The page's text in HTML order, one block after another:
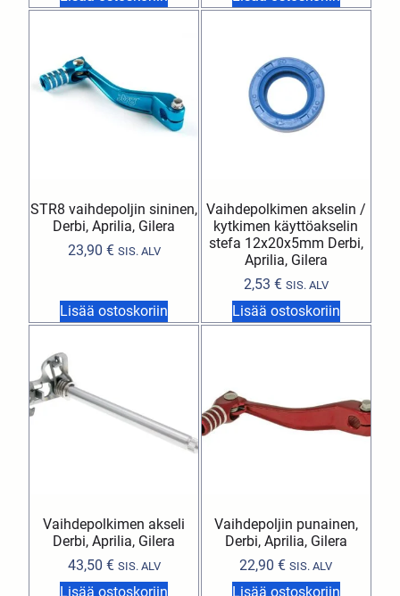
STR8 vaihdepoljin sininen,
Derbi, Aprilia, Gilera
23,90 € SIS. ALV
Lisää ostoskoriin
Vaihdepolkimen akselin /
kytkimen käyttöakselin
stefa 12x20x5mm Derbi,
Aprilia, Gilera
2,53 € SIS. ALV
Lisää ostoskoriin
Vaihdepolkimen akseli
Derbi, Aprilia, Gilera
43,50 € SIS. ALV
Lisää ostoskoriin
Vaihdepoljin punainen,
Derbi, Aprilia, Gilera
22,90€ SIS. ALV
Lisää ostoskoriin